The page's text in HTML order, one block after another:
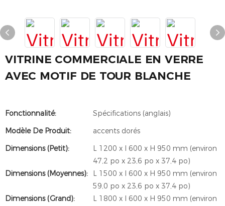
VITRINE COMMERCIALE EN VERRE
AVEC MOTIF DE TOUR BLANCHE
Fonctionnalité:
Spécifications (anglais)
Modèle De Produit:
accents dorés
Dimensions (petit):
L 1200 x l 600 x H 950 mm (environ
47,2 po x 23,6 po x 37,4 po)
Dimensions (Moyennes):
L 1500 x l 600 x H 950 mm (environ
59,0 po x 23,6 po x 37,4 po)
Dimensions (Grand):
L 1800 x l 600 x H 950 mm (environ